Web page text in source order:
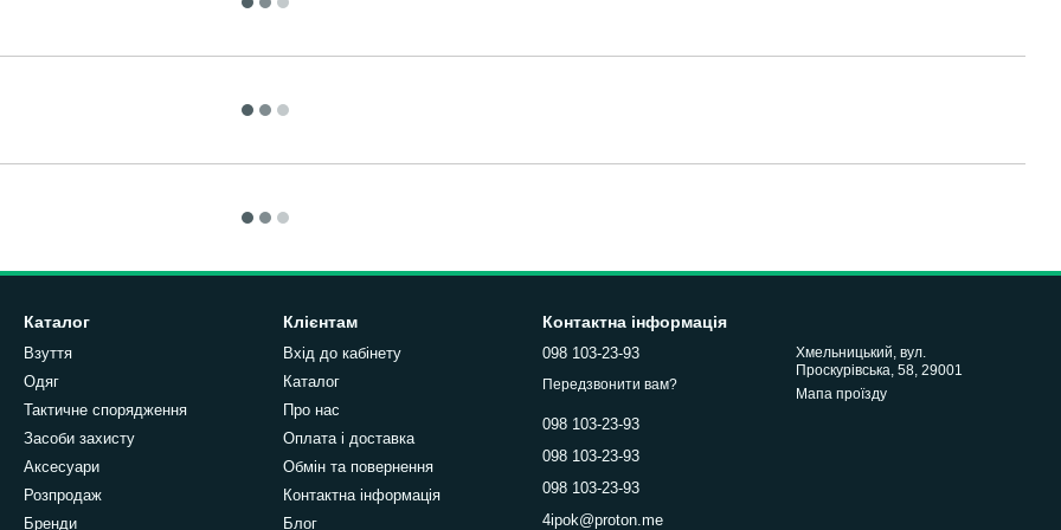
Каталог
Взуття
Одяг
Тактичне спорядження
Засоби захисту
Аксесуари
Розпродаж
Бренди
Клієнтам
Вхід до кабінету
Каталог
Про нас
Оплата і доставка
Обмін та повернення
Контактна інформація
Блог
Контактна інформація
098 103-23-93
Передзвонити вам?
098 103-23-93
098 103-23-93
098 103-23-93
4ipok@proton.me
Хмельницький, вул.
Проскурівська, 58, 29001
Мапа проїзду